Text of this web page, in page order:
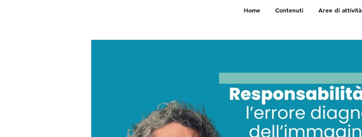
Home Contenuti Aree di attività